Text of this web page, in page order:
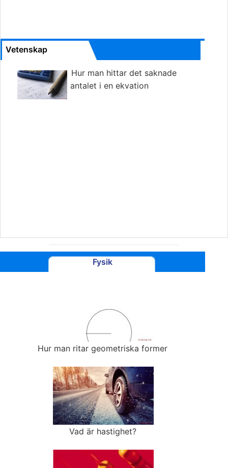
Vetenskap
Hur man hittar det saknade
antalet i en ekvation
Fysik
Hur man ritar geometriska former
Vad är hastighet?